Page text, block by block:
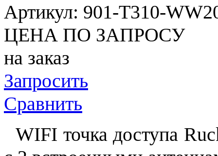
Артикул: 901-T310-
ЦЕНА ПО ЗАПРОСУ
на заказ
Запросить
Сравнить
WIFI точка доступа